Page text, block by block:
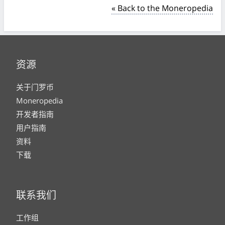
« Back to the Moneropedia
资源
关于门罗币
Moneropedia
开发者指南
用户指南
资料
下载
联系我们
工作组